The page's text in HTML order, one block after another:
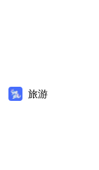
旅游